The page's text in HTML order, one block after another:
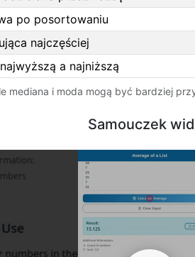
po posortowaniu
najczęściej
a najniższą
mediana i moda mogą być bardziej
Samouczek